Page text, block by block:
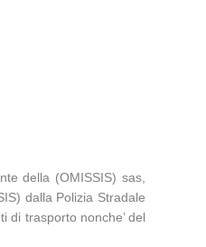
della (OMISSIS) sas,
dalla Polizia Stradale
di trasporto nonche’ del